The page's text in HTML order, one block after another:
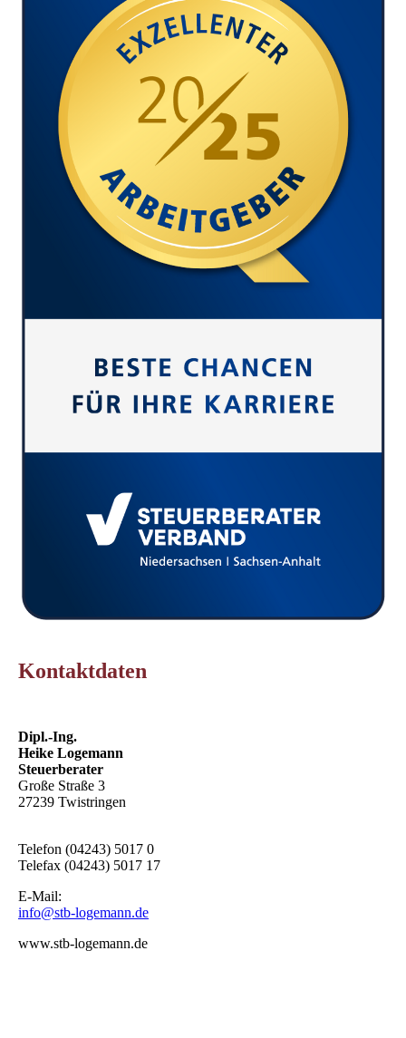
Kontaktdaten
Dipl.-Ing.
Heike Logemann
Steuerberater
Große Straße 3
27239 Twistringen
Telefon (04243) 5017 0
Telefax (04243) 5017 17
E-Mail:
info@stb-logemann.de
www.stb-logemann.de